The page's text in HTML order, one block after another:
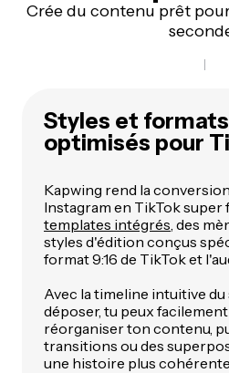
Crée du contenu prêt
Styles et
optimisés pour
Kapwing rend la
Instagram en TikTok super
templates intégrés , des
styles d'édition conçus
format 9:16 de TikTok et
Avec la timeline intuitive
déposer, tu peux
réorganiser ton contenu,
transitions ou des
une histoire plus cohérente.